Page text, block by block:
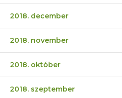
2018. december
2018. november
2018. október
2018. szeptember